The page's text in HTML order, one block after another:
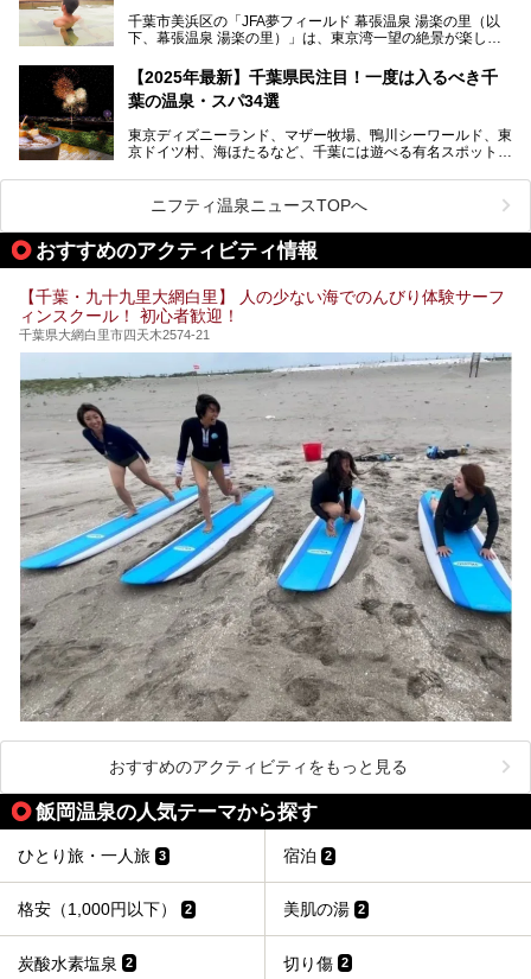
ださい。
提供元：花王株式会社【PR】
この記事は花王株式会社商品のPRレポート記事です。
千葉市美浜区の「JFA夢フィールド 幕張温泉 湯楽の里（以
下、幕張温泉 湯楽の里）」は、東京湾一望の絶景が楽しめ
設備も天然温泉の露天風呂、サウナ、岩盤浴のほか、高濃度
炭酸泉、海の見えるお休み処や食事処、展望抜群の屋上ま
で、年代を問わずたっぷり楽しめます。
今回は人気のこの施設の中でも、特におススメしたい3つの
ポイントについて厳選してお届けします。読めばきっと、行
【2025年最新】千葉県民注目！一度は入るべき千
葉の温泉・スパ34選
東京ディズニーランド、マザー牧場、鴨川シーワールド、東
京ドイツ村、海ほたるなど、千葉には遊べる有名スポットが
県で生まれ、千葉県で育ち、つい最近まで千葉在住だった私
がお勧めする、一度は入るべき千葉の温泉・スパ34選をま
とめました。
ニフティ温泉ニュースTOPへ
おすすめのアクティビティ情報
【千葉・九十九里大網白里】 人の少ない海でのんびり体験サーフ
ィンスクール！ 初心者歓迎！
千葉県大網白里市四天木2574-21
おすすめのアクティビティをもっと見る
飯岡温泉の人気テーマから探す
ひとり旅・一人旅 3 宿泊 2
格安（1,000円以下） 2 美肌の湯 2
炭酸水素塩泉 2 切り傷 2